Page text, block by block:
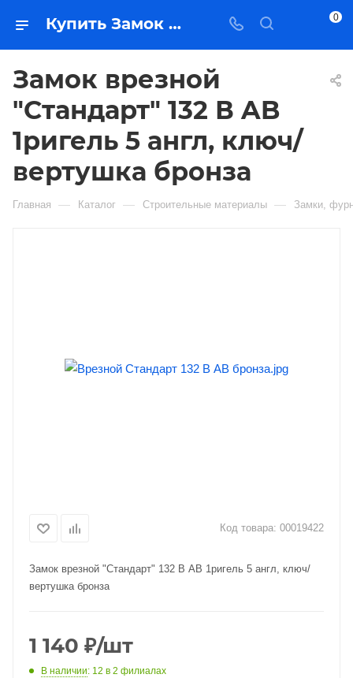
Купить Замок врезной "Стандарт" 132 В AB 1ригель 5 англ, ключ/вертушка бронза в Якутске — цена, характеристики, подбор | Востоктехторг 0
Замок врезной
"Стандарт" 132 В AB
1ригель 5 англ, ключ/
вертушка бронза
Главная — Каталог — Строительные материалы — Замки,
Код товара: 00019422
Замок врезной "Стандарт" 132 В AB 1ригель 5 англ, ключ/
вертушка бронза
1 140 ₽/шт
В наличии: 12 в 2 филиалах